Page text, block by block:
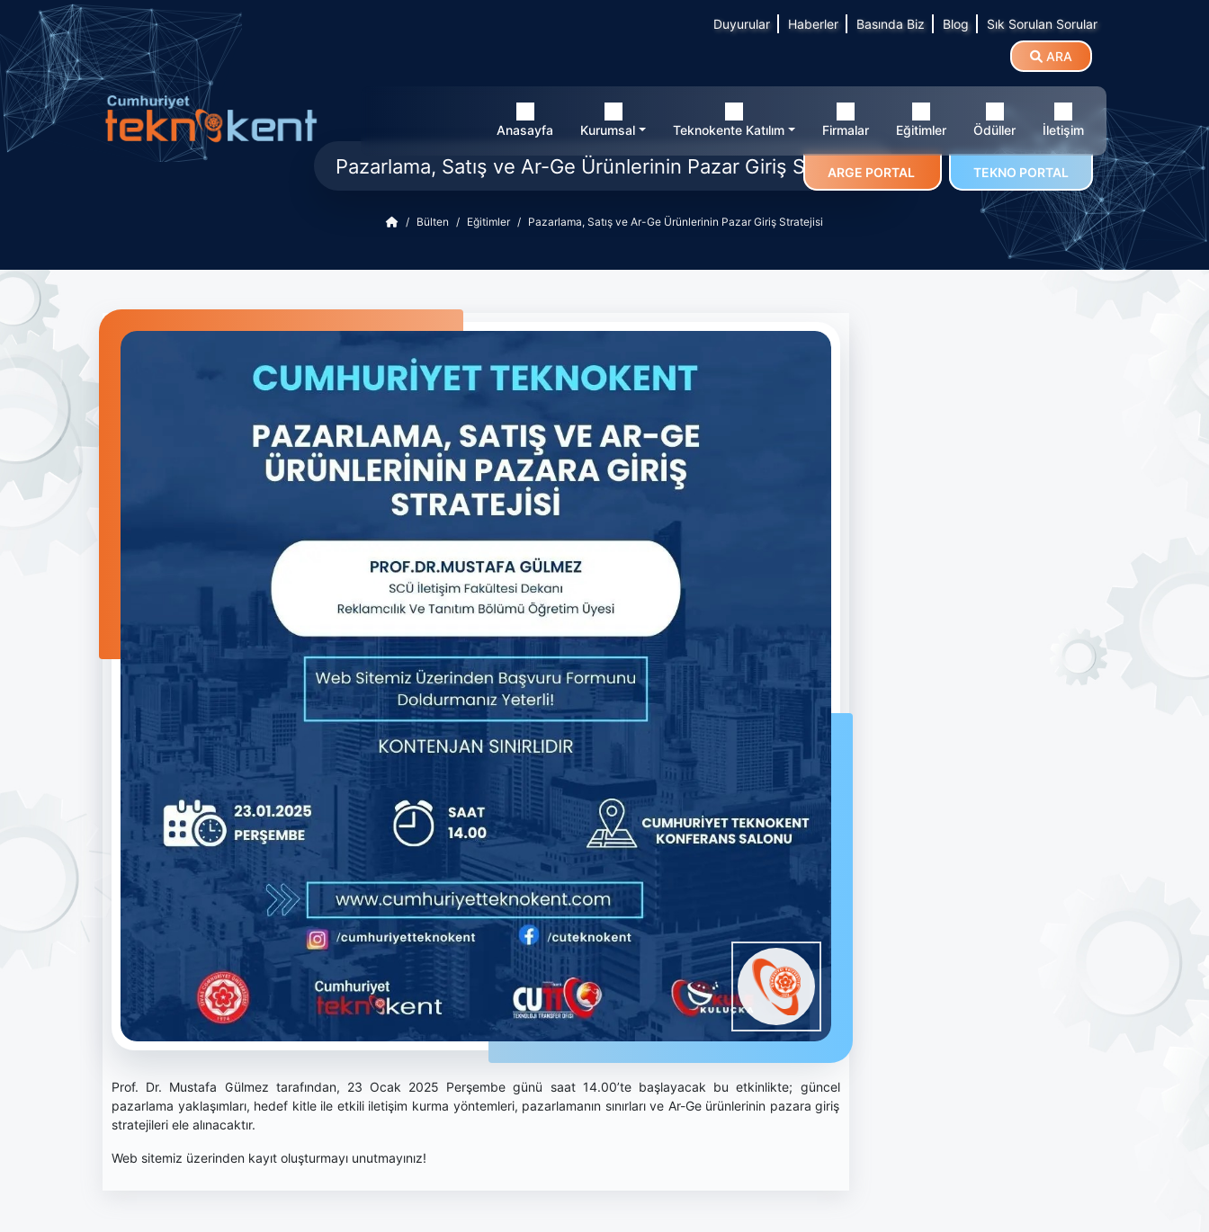
Duyurular Haberler Basında Biz Blog Sık Sorulan Sorular
ARA
Anasayfa Kurumsal Teknokente Katılım Firmalar Eğitimler Ödüller İletişim
ARGE PORTAL TEKNO PORTAL
Pazarlama, Satış ve Ar-Ge Ürünlerinin Pazar Giriş Stratejisi
Bülten Eğitimler Pazarlama, Satış ve Ar-Ge Ürünlerinin Pazar Giriş Stratejisi
Prof. Dr. Mustafa Gülmez tarafından, 23 Ocak 2025 Perşembe günü saat 14.00’te başlayacak bu etkinlikte; güncel
pazarlama yaklaşımları, hedef kitle ile etkili iletişim kurma yöntemleri, pazarlamanın sınırları ve Ar-Ge ürünlerinin pazara giriş
stratejileri ele alınacaktır.
Web sitemiz üzerinden kayıt oluşturmayı unutmayınız!